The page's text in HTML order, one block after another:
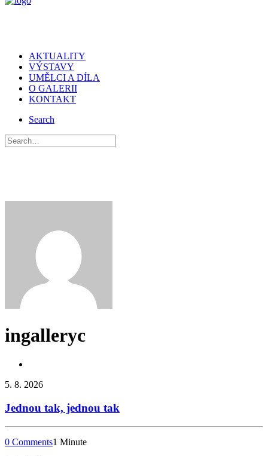
AKTUALITY
VÝSTAVY
UMĚLCI A DÍLA
O GALERII
KONTAKT
Search
ingalleryc
5. 8. 2026
Jednou tak, jednou tak
0 Comments1 Minute